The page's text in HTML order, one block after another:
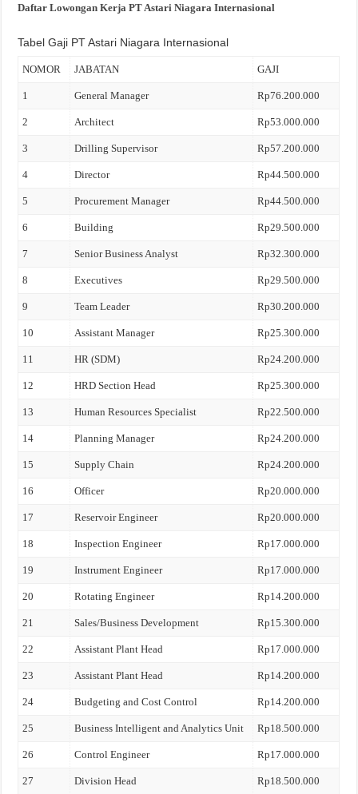
Daftar Lowongan Kerja PT Astari Niagara Internasional
Tabel Gaji PT Astari Niagara Internasional
NOMOR JABATAN GAJI
1 General Manager Rp76.200.000
2 Architect Rp53.000.000
3 Drilling Supervisor Rp57.200.000
4 Director Rp44.500.000
5 Procurement Manager Rp44.500.000
6 Building Rp29.500.000
7 Senior Business Analyst Rp32.300.000
8 Executives Rp29.500.000
9 Team Leader Rp30.200.000
10 Assistant Manager Rp25.300.000
11 HR (SDM) Rp24.200.000
12 HRD Section Head Rp25.300.000
13 Human Resources Specialist Rp22.500.000
14 Planning Manager Rp24.200.000
15 Supply Chain Rp24.200.000
16 Officer Rp20.000.000
17 Reservoir Engineer Rp20.000.000
18 Inspection Engineer Rp17.000.000
19 Instrument Engineer Rp17.000.000
20 Rotating Engineer Rp14.200.000
21 Sales/Business Development Rp15.300.000
22 Assistant Plant Head Rp17.000.000
23 Assistant Plant Head Rp14.200.000
24 Budgeting and Cost Control Rp14.200.000
25 Business Intelligent and Analytics Unit Rp18.500.000
26 Control Engineer Rp17.000.000
27 Division Head Rp18.500.000